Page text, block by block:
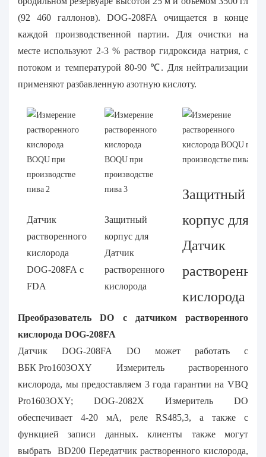
(92 460 галлонов). DOG-208FA очищается в конце
каждой производственной партии. Для очистки на
месте используют 2-3 % раствор гидроксида натрия, с
потоком и температурой 80-90 ℃. Для нейтрализации
применяют разбавленную азотную кислоту.
Датчик
растворенного
кислорода
DOG-208FA с
FDA
Защитный
корпус для
Датчик
растворенного
кислорода
Защитный
корпус для
Датчик
кислорода
Преобразователь DO с датчиком растворенного
кислорода DOG-208FA
Датчик DOG-208FA DO может работать с
ВБК Pro1603OXY Измеритель растворенного
кислорода, мы предоставляем 3 года гарантии на VBQ
Pro1603OXY; DOG-2082X Измеритель DO
обеспечивает 4-20 мА, реле RS485,3, а также с
функцией записи данных. клиенты также могут
выбратьBD200 Передатчик растворенного кислорода,